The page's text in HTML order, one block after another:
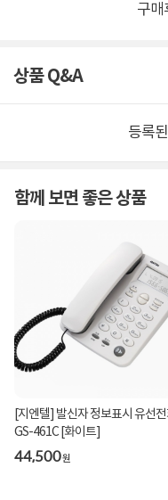
구매
상품 Q&A
등록
함께 보면 좋은 상품
[지엔텔] 발신자 정보표시 유선전
GS-461C [화이트]
44,500원